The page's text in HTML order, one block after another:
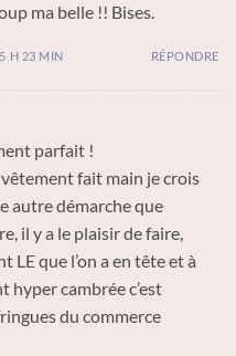
ma belle !! Bises.
H 23 MIN RÉPONDRE
parfait !
fait main je crois
autre démarche que
il y a le plaisir de faire,
LE que l’on a en tête et à
hyper cambrée c’est
du commerce